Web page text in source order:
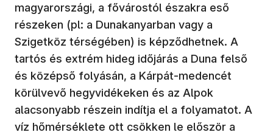
magyarországi, a fővárostól északra eső
részeken (pl: a Dunakanyarban vagy a
Szigetköz térségében) is képződhetnek. A
tartós és extrém hideg időjárás a Duna felső
és középső folyásán, a Kárpát-medencét
körülvevő hegyvidékeken és az Alpok
alacsonyabb részein indítja el a folyamatot. A
víz hőmérséklete ott csökken le először a